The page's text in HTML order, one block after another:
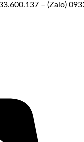
– (Zalo)